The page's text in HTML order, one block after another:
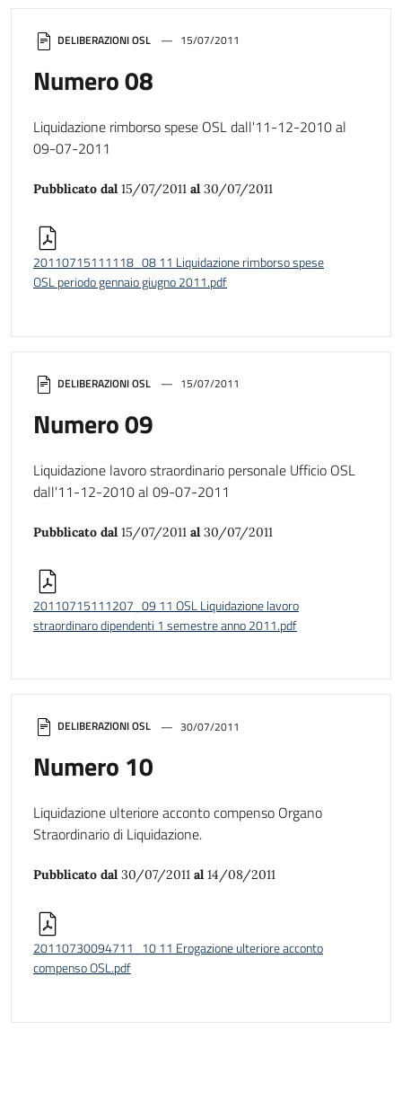
DELIBERAZIONI OSL 30/07/2011
Numero 10
Liquidazione ulteriore acconto compenso Organo
Straordinario di Liquidazione.
Pubblicato dal 30/07/2011 al 14/08/2011
20110730094711_10 11 Erogazione ulteriore acconto
compenso OSL.pdf
DELIBERAZIONI OSL 15/07/2011
Numero 09
Liquidazione lavoro straordinario personale Ufficio OSL
dall'11-12-2010 al 09-07-2011
Pubblicato dal 15/07/2011 al 30/07/2011
20110715111207_09 11 OSL Liquidazione lavoro
straordinaro dipendenti 1 semestre anno 2011.pdf
DELIBERAZIONI OSL 15/07/2011
Numero 08
Liquidazione rimborso spese OSL dall'11-12-2010 al
09-07-2011
Pubblicato dal 15/07/2011 al 30/07/2011
20110715111118_08 11 Liquidazione rimborso spese
OSL periodo gennaio giugno 2011.pdf